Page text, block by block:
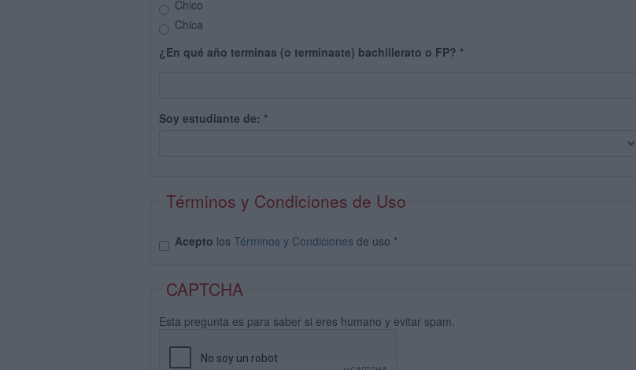
Chico
Chica
¿En qué año terminas (o terminaste) bachillerato o FP? *
Soy estudiante de: *
Términos y Condiciones de Uso
Acepto los Términos y Condiciones de uso *
CAPTCHA
Esta pregunta es para saber si eres humano y evitar spam.